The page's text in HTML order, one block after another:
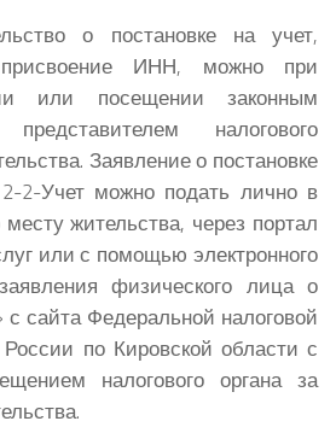
о постановке на учет,
ИНН, можно при
или посещении законным
представителем налогового
Заявление о постановке
2-Учет можно подать лично в
жительства, через портал
или с помощью электронного
физического лица о
с сайта Федеральной налоговой
по Кировской области с
налогового органа за